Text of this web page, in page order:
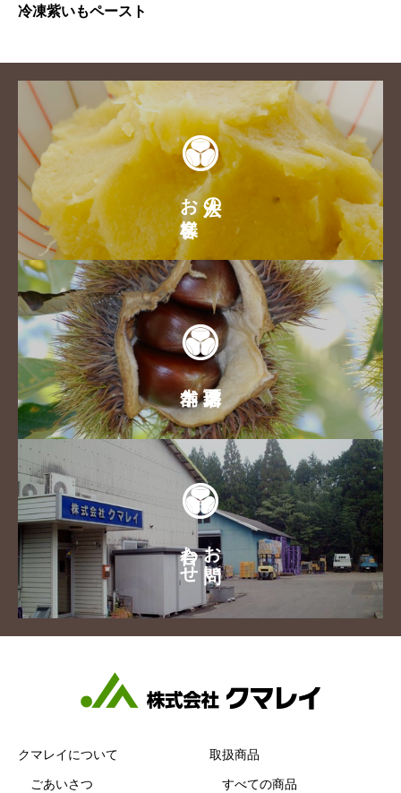
冷凍紫いもペースト
法人の
お客様
お問い
合わせ
クマレイについて
ごあいさつ
取扱商品
すべての商品